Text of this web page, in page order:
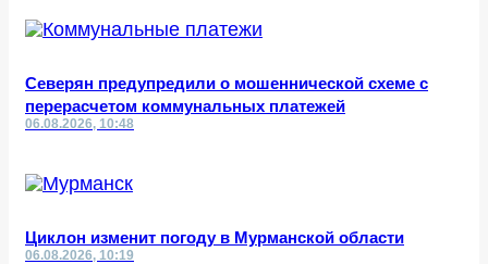
Северян предупредили о мошеннической схеме с
перерасчетом коммунальных платежей
06.08.2026, 10:48
Циклон изменит погоду в Мурманской области
06.08.2026, 10:19